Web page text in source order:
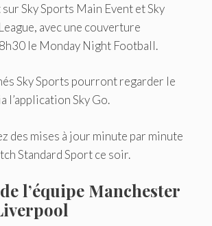
Sky Sports Main Event et Sky
avec une couverture
le Monday Night Football.
Sky Sports pourront regarder le
l’application Sky Go.
des mises à jour minute par minute
Standard Sport ce soir.
l’équipe Manchester